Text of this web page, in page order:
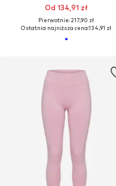
Od 134,91 zł
Pierwotnie: 217,90 zł
Ostatnia najniższa cena:134,91 zł